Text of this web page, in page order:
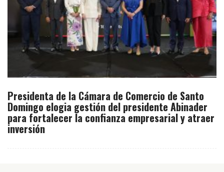
Presidenta de la Cámara de Comercio de Santo
Domingo elogia gestión del presidente Abinader
para fortalecer la confianza empresarial y atraer
inversión